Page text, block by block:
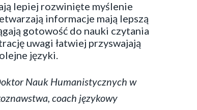
lepiej rozwinięte myślenie
informacje mają lepszą
gotowość do nauki czytania
uwagi łatwiej przyswajają
języki.
Nauk Humanistycznych w
coach językowy